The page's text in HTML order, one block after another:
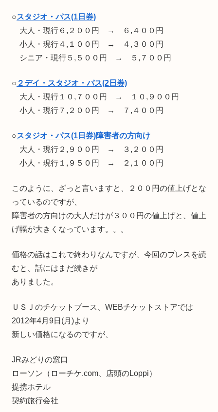
○スタジオ・パス(1日券)
大人・現行６,２００円 → ６,４００円
小人・現行４,１００円 → ４,３００円
シニア・現行５,５００円 → ５,７００円
○ ２デイ・スタジオ・パス(2日券)
大人・現行１０,７００円 → １０,９００円
小人・現行７,２００円 → ７,４００円
○スタジオ・パス(1日券)障害者の方向け
大人・現行２,９００円 → ３,２００円
小人・現行１,９５０円 → ２,１００円
このように、ざっと言いますと、２００円の値上げとな
っているのですが、
障害者の方向けの大人だけが３００円の値上げと、値上
げ幅が大きくなっています。。。
価格の話はこれで終わりなんですが、今回のプレスを読
むと、話にはまだ続きが
ありました。
ＵＳＪのチケットブース、WEBチケットストアでは
2012年4月9日(月)より
新しい価格になるのですが、
JRみどりの窓口
ローソン（ローチケ.com、店頭のLoppi）
提携ホテル
契約旅行会社